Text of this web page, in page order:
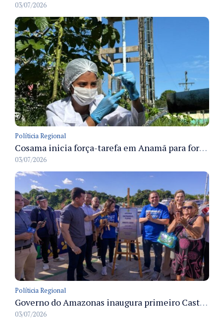
03/07/2026
Políticia Regional
Cosama inicia força-tarefa em Anamã para fortalecer abastecimento de água e segurança hídrica da população
03/07/2026
Políticia Regional
Governo do Amazonas inaugura primeiro Castramóvel Fluvial para atendimento veterinário às comunidades ribeirinhas e castração gratuita
03/07/2026